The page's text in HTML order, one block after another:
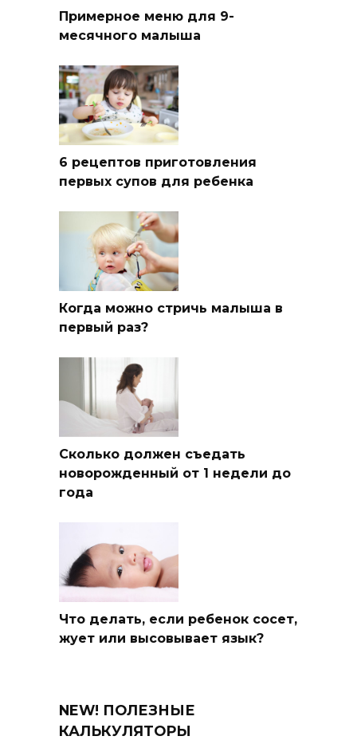
Примерное меню для 9-
месячного малыша
6 рецептов приготовления
первых супов для ребенка
Когда можно стричь малыша в
первый раз?
Сколько должен съедать
новорожденный от 1 недели до
года
Что делать, если ребенок сосет,
жует или высовывает язык?
NEW! ПОЛЕЗНЫЕ
КАЛЬКУЛЯТОРЫ